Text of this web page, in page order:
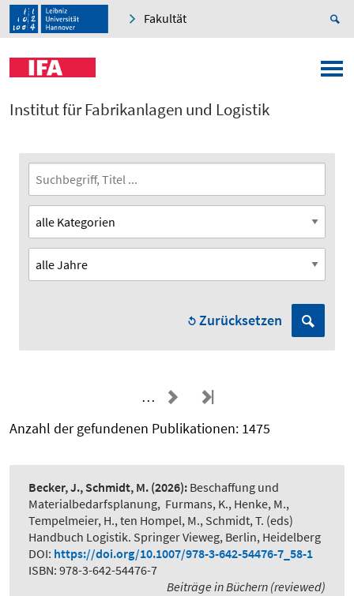
Fakultät
Institut für Fabrikanlagen und Logistik
Zurücksetzen
…
Anzahl der gefundenen Publikationen: 1475
Becker, J., Schmidt, M. (2026): Beschaffung und
Materialbedarfsplanung, Furmans, K., Henke, M.,
Tempelmeier, H., ten Hompel, M., Schmidt, T. (eds)
Handbuch Logistik. Springer Vieweg, Berlin, Heidelberg
DOI: https://doi.org/10.1007/978-3-642-54476-7_58-1
ISBN: 978-3-642-54476-7
Beiträge in Büchern (reviewed)